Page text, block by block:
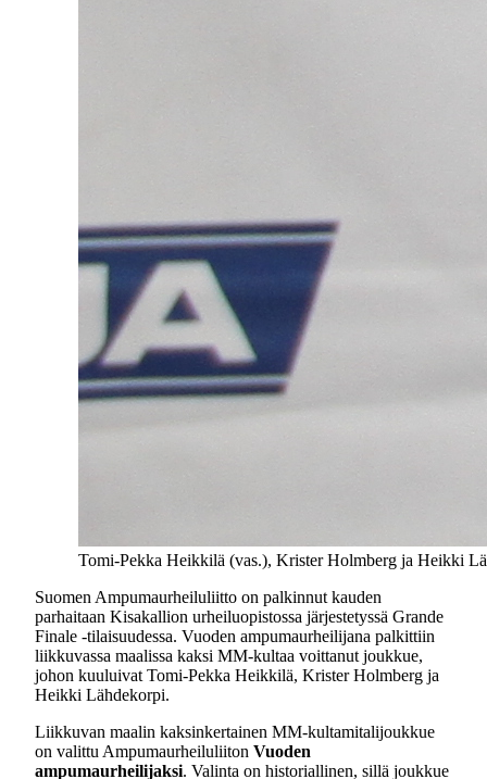
Tomi-Pekka Heikkilä (vas.), Krister Holmberg ja Heikki
Suomen Ampumaurheiluliitto on palkinnut kauden
parhaitaan Kisakallion urheiluopistossa järjestetyssä Grande
Finale -tilaisuudessa. Vuoden ampumaurheilijana palkittiin
liikkuvassa maalissa kaksi MM-kultaa voittanut joukkue,
johon kuuluivat Tomi-Pekka Heikkilä, Krister Holmberg ja
Heikki Lähdekorpi.
Liikkuvan maalin kaksinkertainen MM-kultamitalijoukkue
on valittu Ampumaurheiluliiton Vuoden
ampumaurheilijaksi. Valinta on historiallinen, sillä joukkue